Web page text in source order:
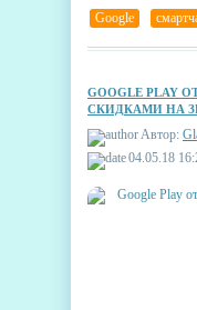
Google
GOOGLE PLAY
СКИДКАМИ НА
Автор:
04.05.18